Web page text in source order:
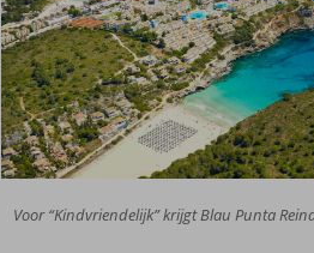
Voor “Kindvriendelijk” krijgt Blau Punta